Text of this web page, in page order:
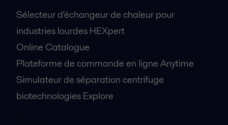
Sélecteur d'échangeur de chaleur pour
industries lourdes HEXpert
Online Catalogue
Plateforme de commande en ligne Anytime
Simulateur de séparation centrifuge
biotechnologies Explore